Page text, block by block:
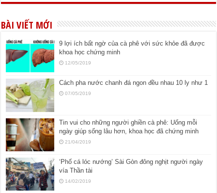
BÀI VIẾT MỚI
9 lợi ích bất ngờ của cà phê với sức khỏe đã được
khoa học chứng minh
12/05/2019
Cách pha nước chanh đá ngon đều nhau 10 ly như 1
07/05/2019
Tin vui cho những người ghiền cà phê: Uống mỗi
ngày giúp sống lâu hơn, khoa học đã chứng minh
21/04/2019
‘Phố cá lóc nướng’ Sài Gòn đông nghịt người ngày
vía Thần tài
14/02/2019